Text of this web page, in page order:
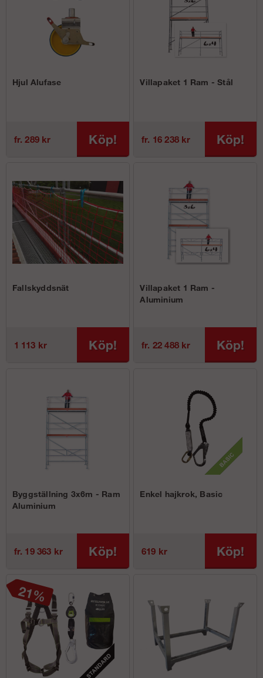
Hjul Alufase
fr. 289 kr Köp!
Villapaket 1 Ram - Stål
fr. 16 238 kr Köp!
Fallskyddsnät
1 113 kr Köp!
Villapaket 1 Ram -
Aluminium
fr. 22 488 kr Köp!
Byggställning 3x6m - Ram
Aluminium
fr. 19 363 kr Köp!
Enkel hajkrok, Basic
619 kr Köp!